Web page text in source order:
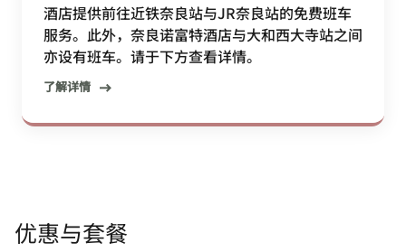
酒店提供前往近铁奈良站与JR奈良站的免费班车
服务。此外，奈良诺富特酒店与大和西大寺站之间
亦设有班车。请于下方查看详情。
了解详情
优惠与套餐